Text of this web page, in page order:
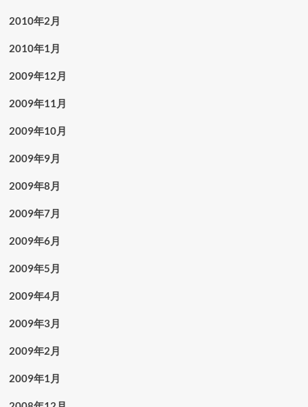
2010年2月
2010年1月
2009年12月
2009年11月
2009年10月
2009年9月
2009年8月
2009年7月
2009年6月
2009年5月
2009年4月
2009年3月
2009年2月
2009年1月